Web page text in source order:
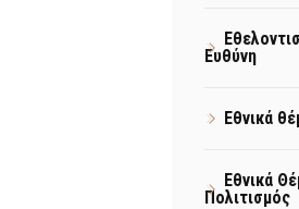
Ευθύνη
Εθνικά
Εθνικά
Πολιτισμός